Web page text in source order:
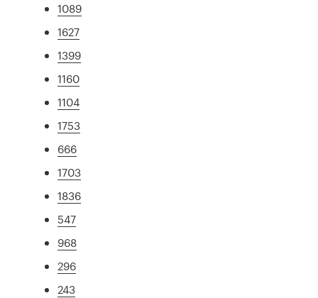
1089
1627
1399
1160
1104
1753
666
1703
1836
547
968
296
243